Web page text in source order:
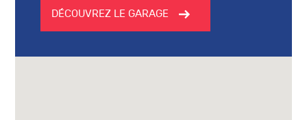
DÉCOUVREZ LE GARAGE